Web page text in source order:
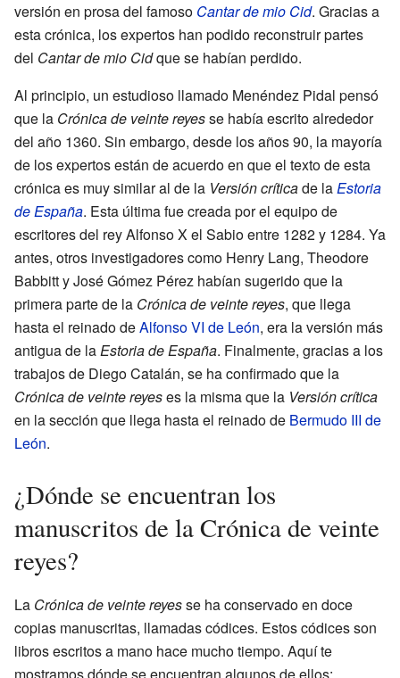
versión en prosa del famoso Cantar de mio Cid. Gracias a
esta crónica, los expertos han podido reconstruir partes
del Cantar de mio Cidque se habían perdido.
Al principio, un estudioso llamado Menéndez Pidal pensó
que la Crónica de veinte reyesse había escrito alrededor
del año 1360. Sin embargo, desde los años 90, la mayoría
de los expertos están de acuerdo en que el texto de esta
crónica es muy similar al de la Versión críticade laEstoria
de España. Esta última fue creada por el equipo de
escritores del rey Alfonso X el Sabio entre 1282 y 1284. Ya
antes, otros investigadores como Henry Lang, Theodore
Babbitt y José Gómez Pérez habían sugerido que la
primera parte de la Crónica de veinte reyes, que llega
hasta el reinado deAlfonso VI de León, era la versión más
antigua de laEstoria de España. Finalmente, gracias a los
trabajos de Diego Catalán, se ha confirmado que la
Crónica de veinte reyeses la misma que la Versión crítica
en la sección que llega hasta el reinado de Bermudo III de
León.
¿Dónde se encuentran los
manuscritos de la Crónica de veinte
reyes?
La Crónica de veinte reyesse ha conservado en doce
copias manuscritas, llamadas códices. Estos códices son
libros escritos a mano hace mucho tiempo. Aquí te